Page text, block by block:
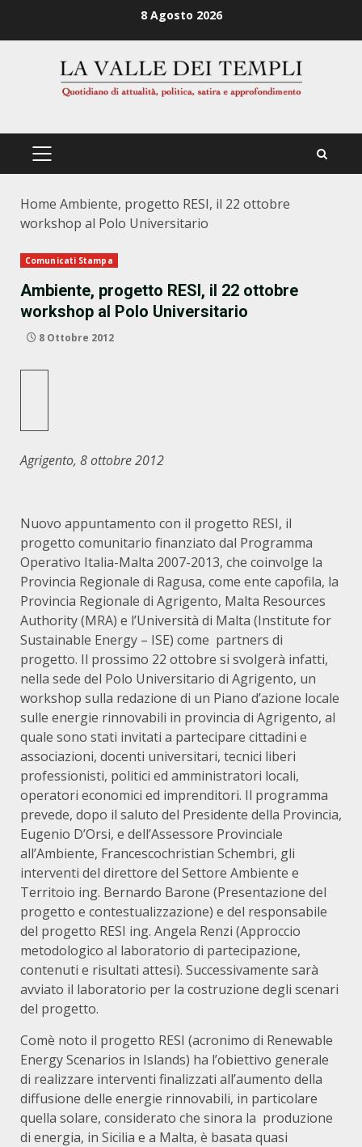
8 Agosto 2026
PRIMÄRES
Home Ambiente, progetto RESI, il 22 ottobre
workshop al Polo Universitario
Comunicati Stampa
Ambiente, progetto RESI, il 22 ottobre
workshop al Polo Universitario
8 Ottobre 2012
Agrigento, 8 ottobre 2012
Nuovo appuntamento con il progetto RESI, il
progetto comunitario finanziato dal Programma
Operativo Italia-Malta 2007-2013, che coinvolge la
Provincia Regionale di Ragusa, come ente capofila, la
Provincia Regionale di Agrigento, Malta Resources
Authority (MRA) e l’Università di Malta (Institute for
Sustainable Energy – ISE) come partners di
progetto. Il prossimo 22 ottobre si svolgerà infatti,
nella sede del Polo Universitario di Agrigento, un
workshop sulla redazione di un Piano d’azione locale
sulle energie rinnovabili in provincia di Agrigento, al
quale sono stati invitati a partecipare cittadini e
associazioni, docenti universitari, tecnici liberi
professionisti, politici ed amministratori locali,
operatori economici ed imprenditori. Il programma
prevede, dopo il saluto del Presidente della Provincia,
Eugenio D’Orsi, e dell’Assessore Provinciale
all’Ambiente, Francescochristian Schembri, gli
interventi del direttore del Settore Ambiente e
Territoio ing. Bernardo Barone (Presentazione del
progetto e contestualizzazione) e del responsabile
del progetto RESI ing. Angela Renzi (Approccio
metodologico al laboratorio di partecipazione,
contenuti e risultati attesi). Successivamente sarà
avviato il laboratorio per la costruzione degli scenari
del progetto.
Comè noto il progetto RESI (acronimo di Renewable
Energy Scenarios in Islands) ha l’obiettivo generale
di realizzare interventi finalizzati all’aumento della
diffusione delle energie rinnovabili, in particolare
quella solare, considerato che sinora la produzione
di energia, in Sicilia e a Malta, è basata quasi